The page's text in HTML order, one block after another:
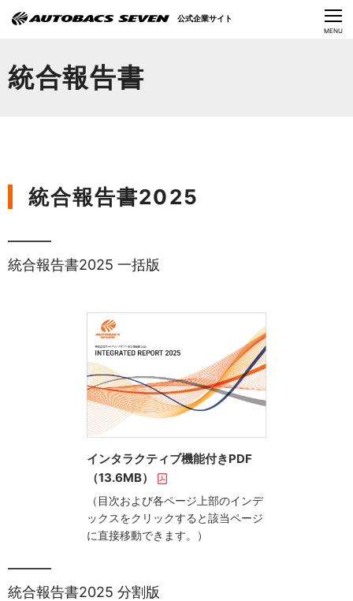
CLOSE
MENU
統合報告書
統合報告書2025
統合報告書2025 一括版
インタラクティブ機能付きPDF
（13.6MB）
（目次および各ページ上部のインデ
ックスをクリックすると該当ページ
に直接移動できます。）
統合報告書2025 分割版
公式企業サイト
ニュース
Language